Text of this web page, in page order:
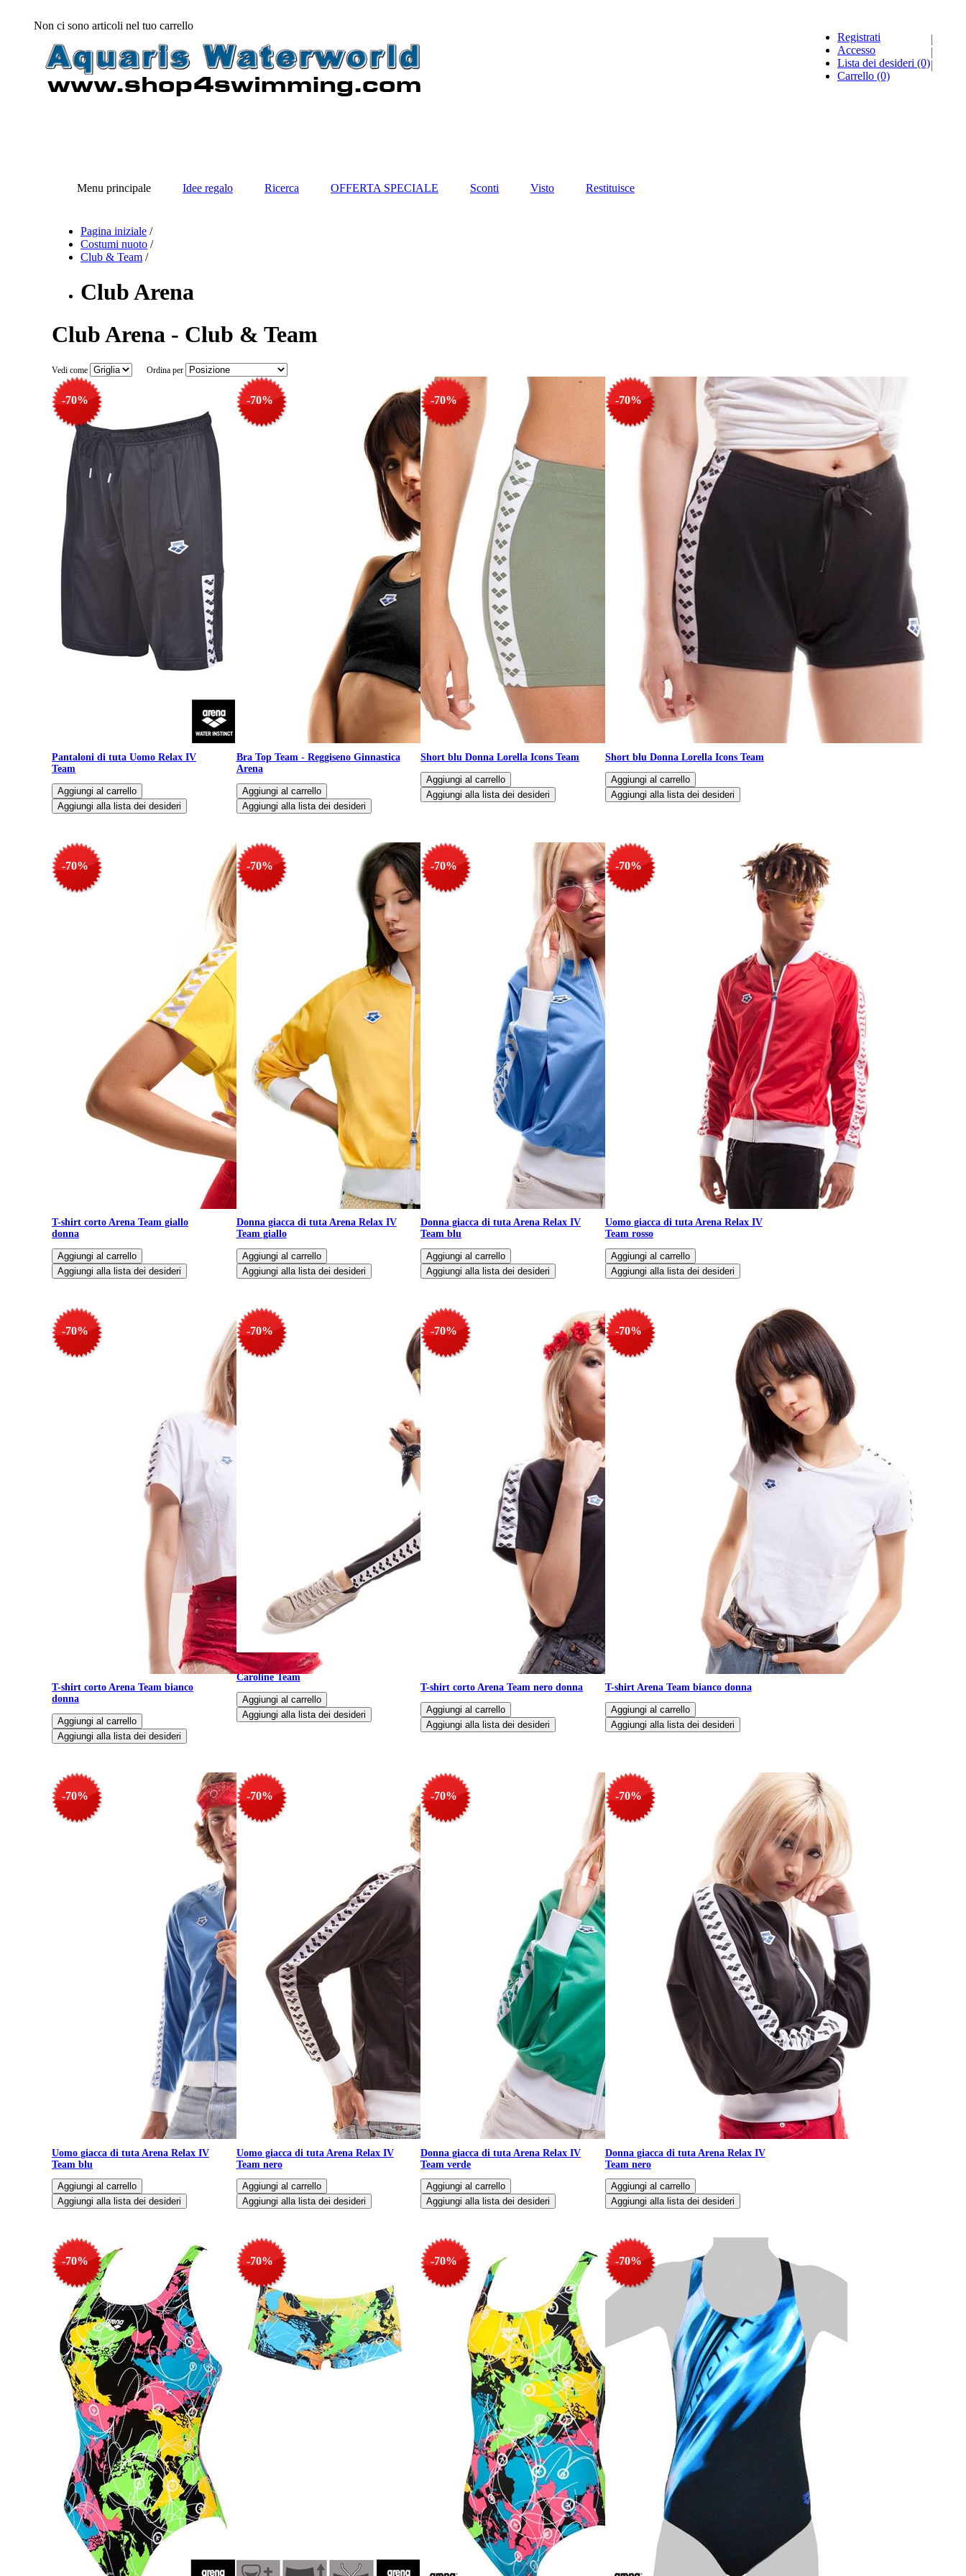
Registrati
Accesso
Lista dei desideri (0)
Carrello (0)
Non ci sono articoli nel tuo carrello
Menu principale Idee regalo Ricerca OFFERTA SPECIALE Sconti Visto Restituisce
Pagina iniziale /
Costumi nuoto /
Club & Team /
Club Arena
Club Arena - Club & Team
Vedi come Ordina per
-70%
Pantaloni di tuta Uomo Relax IV
Team
-70%
Bra Top Team - Reggiseno Ginnastica
Arena
-70%
Short blu Donna Lorella Icons Team
-70%
Short blu Donna Lorella Icons Team
-70%
T-shirt corto Arena Team giallo
donna
-70%
Donna giacca di tuta Arena Relax IV
Team giallo
-70%
Donna giacca di tuta Arena Relax IV
Team blu
-70%
Uomo giacca di tuta Arena Relax IV
Team rosso
-70%
T-shirt corto Arena Team bianco
donna
-70%
Pantaloni con Staffa Donna Icon
Caroline Team
-70%
T-shirt corto Arena Team nero donna
-70%
T-shirt Arena Team bianco donna
-70%
Uomo giacca di tuta Arena Relax IV
Team blu
-70%
Uomo giacca di tuta Arena Relax IV
Team nero
-70%
Donna giacca di tuta Arena Relax IV
Team verde
-70%
Donna giacca di tuta Arena Relax IV
Team nero
-70% -70% -70% -70%